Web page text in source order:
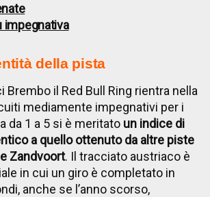
impegnativa
della pista
Brembo il Red Bull Ring rientra nella
mediamente impegnativi per i
da 1 a 5 si è meritato un indice di
a quello ottenuto da altre piste
Zandvoort. Il tracciato austriaco è
in cui un giro è completato in
anche se l’anno scorso,